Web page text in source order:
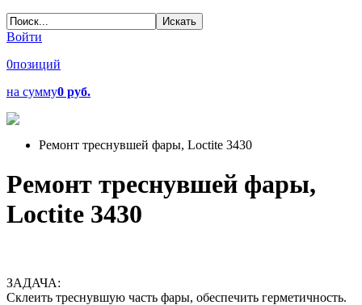
Войти
0позиций
на сумму0 руб.
Ремонт треснувшей фары, Loctite 3430
Ремонт треснувшей фары,
Loctite 3430
ЗАДАЧА:
Склеить треснувшую часть фары, обеспечить герметичность.